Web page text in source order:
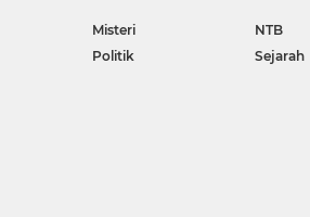
Misteri
NTB
Politik
Sejarah